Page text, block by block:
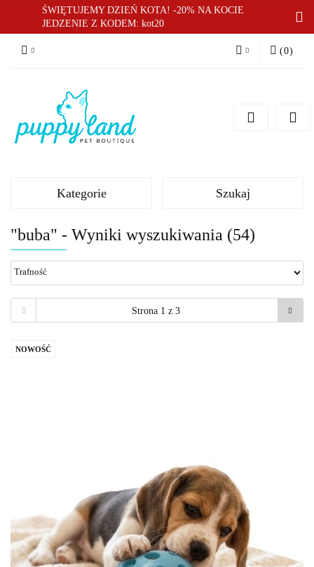
ŚWIĘTUJEMY DZIEŃ KOTA! -20% NA KOCIE
JEDZENIE Z KODEM: kot20
(0)
Kategorie Szukaj
"buba" - Wyniki wyszukiwania (54)
NOWOŚĆ